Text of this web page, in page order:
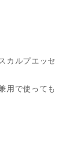
カルプエッセ
用で使っても